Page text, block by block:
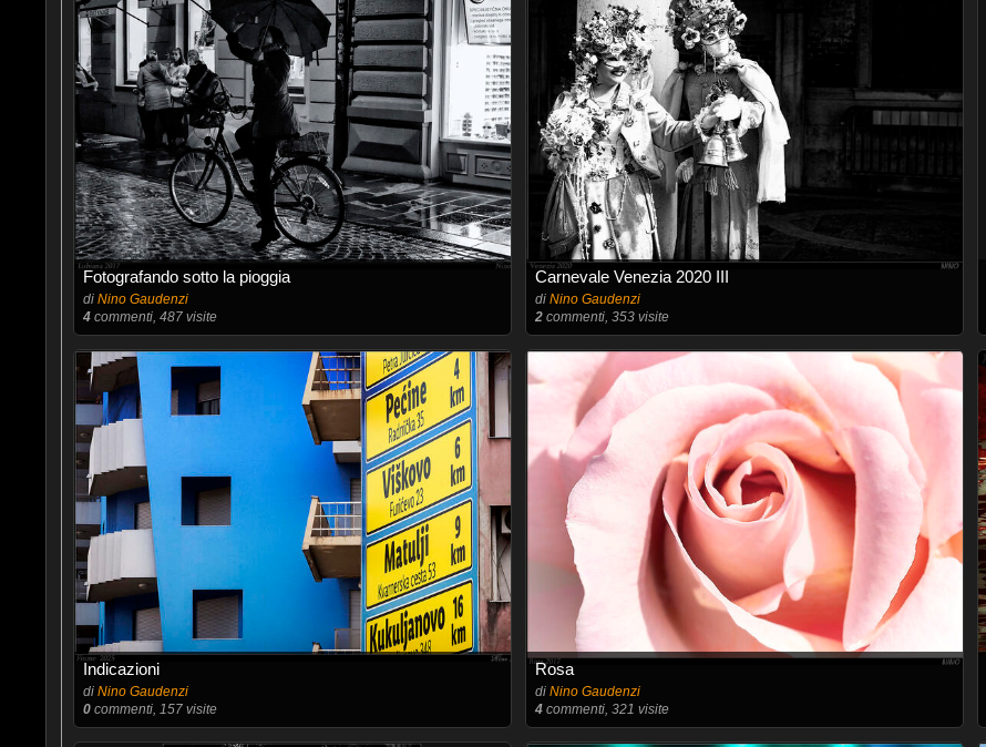
Fotografando sotto la pioggia
di Nino Gaudenzi
4commenti, 487 visite
Carnevale Venezia 2020 III
di Nino Gaudenzi
2commenti, 353 visite
Indicazioni
di Nino Gaudenzi
0commenti, 157 visite
Rosa
di Nino Gaudenzi
4commenti, 321 visite